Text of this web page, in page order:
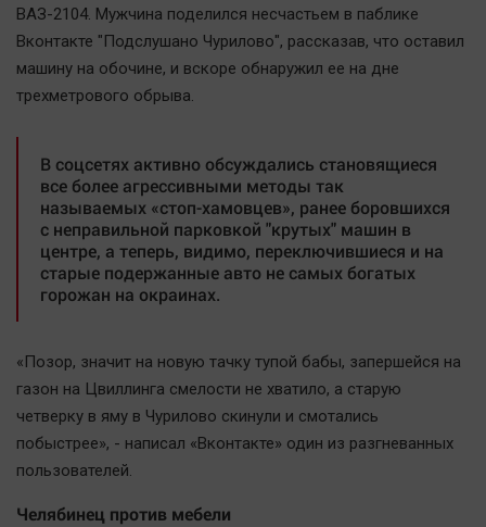
ВАЗ-2104. Мужчина поделился несчастьем в паблике
Вконтакте "Подслушано Чурилово", рассказав, что оставил
машину на обочине, и вскоре обнаружил ее на дне
трехметрового обрыва.
В соцсетях активно обсуждались становящиеся
все более агрессивными методы так
называемых «стоп-хамовцев», ранее боровшихся
с неправильной парковкой "крутых" машин в
центре, а теперь, видимо, переключившиеся и на
старые подержанные авто не самых богатых
горожан на окраинах.
«Позор, значит на новую тачку тупой бабы, запершейся на
газон на Цвиллинга смелости не хватило, а старую
четверку в яму в Чурилово скинули и смотались
побыстрее», - написал «Вконтакте» один из разгневанных
пользователей.
Челябинец против мебели